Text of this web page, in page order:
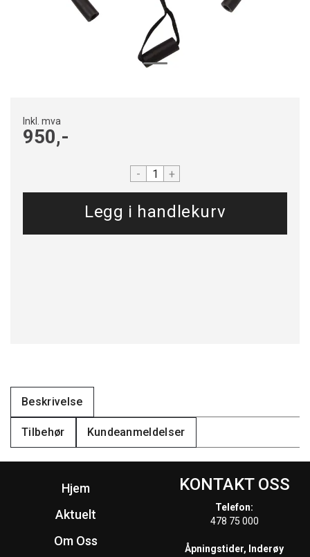
Inkl. mva
950,-
- +
Beskrivelse
Tilbehør Kundeanmeldelser
Hjem
Aktuelt
Om Oss
KONTAKT OSS
Telefon:
478 75 000
Åpningstider, Inderøy